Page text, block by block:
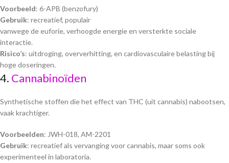
Voorbeeld: 6-APB (benzofury)
Gebruik: recreatief, populair
vanwege de euforie, verhoogde energie en versterkte sociale
interactie.
Risico’s: uitdroging, oververhitting, en cardiovasculaire belasting bij
hoge doseringen.
4. Cannabinoïden
Synthetische stoffen die het effect van THC (uit cannabis) nabootsen,
vaak krachtiger.
Voorbeelden: JWH-018, AM-2201
Gebruik: recreatief als vervanging voor cannabis, maar soms ook
experimenteel in laboratoria.